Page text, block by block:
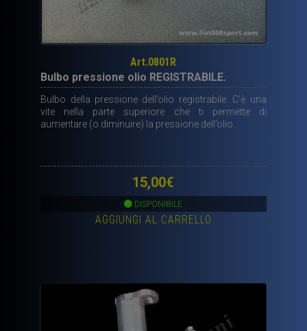
Art.0801R
Bulbo pressione olio REGISTRABILE.
Bulbo della pressione dell’olio registrabile. C’è una
vite nella parte superiore che ti permette di
aumentare (o diminuire) la pressione dell’olio.
15,00€
DISPONIBILE
AGGIUNGI AL CARRELLO